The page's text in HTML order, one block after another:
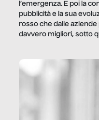
l’emergenza. E poi la
pubblicità e la sua
rosso che dalle
davvero migliori, sotto